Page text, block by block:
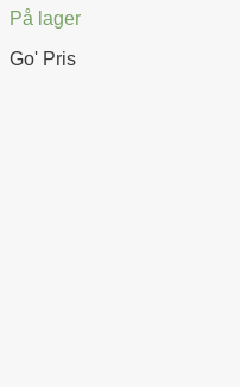
På lager
Go' Pris